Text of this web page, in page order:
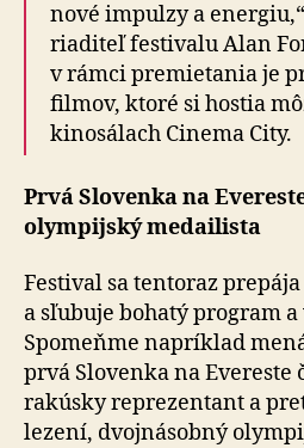
nové impulzy a
riaditeľ festivalu Alan
v rámci premietania je
filmov, ktoré si hostia
kinosálach Cinema City.
Prvá Slovenka na
olympijský medailista
Festival sa tentoraz
a sľubuje bohatý program
Spomeňme napríklad
prvá Slovenka na Evereste
rakúsky reprezentant a
lezení, dvojnásobný